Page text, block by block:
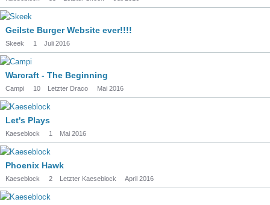
Geilste Burger Website ever!!!!
Skeek 1 Juli 2016
Warcraft - The Beginning
Campi 10 Letzter Draco Mai 2016
Let's Plays
Kaeseblock 1 Mai 2016
Phoenix Hawk
Kaeseblock 2 Letzter Kaeseblock April 2016